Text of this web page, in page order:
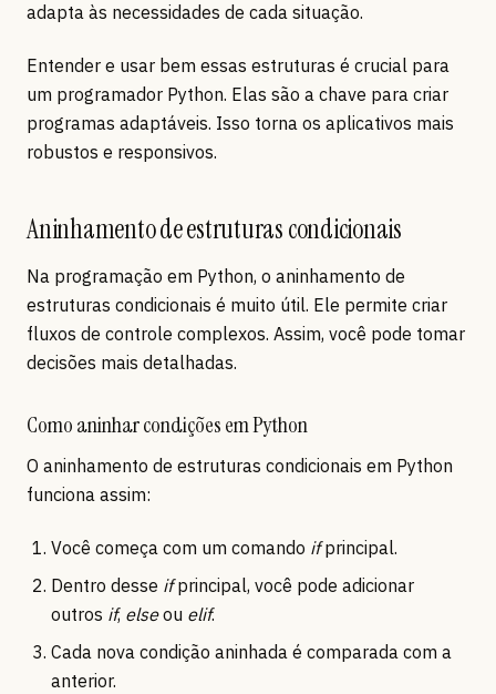
adapta às necessidades de cada situação.
Entender e usar bem essas estruturas é crucial para
um programador Python. Elas são a chave para criar
programas adaptáveis. Isso torna os aplicativos mais
robustos e responsivos.
Aninhamento de estruturas condicionais
Na programação em Python, o aninhamento de
estruturas condicionais é muito útil. Ele permite criar
fluxos de controle complexos. Assim, você pode tomar
decisões mais detalhadas.
Como aninhar condições em Python
O aninhamento de estruturas condicionais em Python
funciona assim:
Você começa com um comando ifprincipal.
Dentro desse ifprincipal, você pode adicionar
outros if, elseou elif.
Cada nova condição aninhada é comparada com a
anterior.